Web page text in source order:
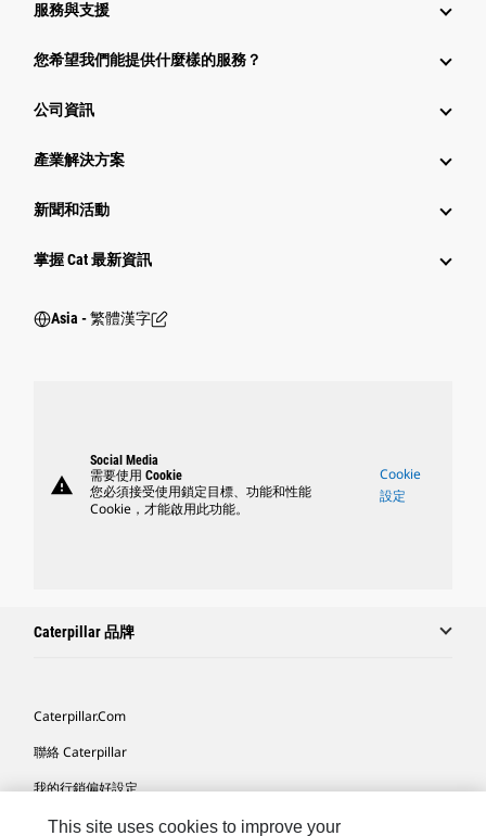
服務與支援
您希望我們能提供什麼樣的服務？
公司資訊
產業解決方案
新聞和活動
掌握 Cat 最新資訊
Asia - 繁體漢字
warning
Social Media
需要使用 Cookie
您必須接受使用鎖定目標、功能和性能
Cookie，才能啟用此功能。
Cookie
設定
Caterpillar 品牌
Caterpillar.com
聯絡 Caterpillar
我的行銷偏好設定
網站地圖
This site uses cookies to improve your